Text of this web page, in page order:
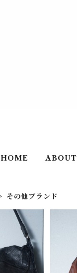
HOME ABOUT
その他ブランド